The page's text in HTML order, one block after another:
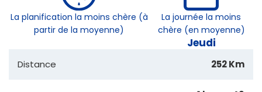
La planification la moins chère (à
partir de la moyenne)
La journée la moins
chère (en moyenne)
Jeudi
Distance 252 Km